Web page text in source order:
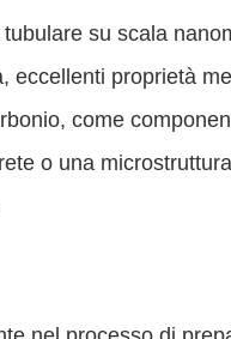
su scala
eccellenti proprietà
come
o una